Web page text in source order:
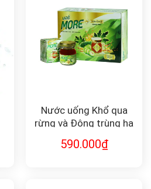
Nước uống Khổ qua
rừng và Đông trùng hạ
590.000₫